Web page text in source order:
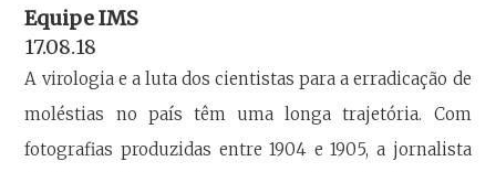
Equipe IMS
17.08.18
A virologia e a luta dos cientistas para a erradicação de
moléstias no país têm uma longa trajetória. Com
fotografias produzidas entre 1904 e 1905, a jornalista